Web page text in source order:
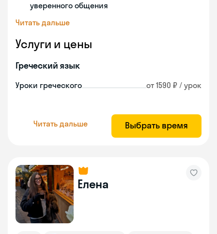
уверенного общения
Читать дальше
Услуги и цены
Греческий язык
Уроки греческого от 1590 ₽ / урок
Читать дальше Выбрать время
Елена